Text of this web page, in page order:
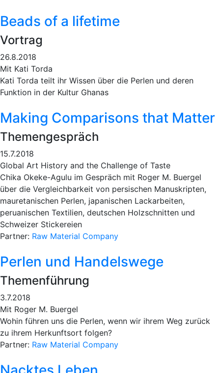
Beads of a lifetime
Vortrag
26.8.2018
Mit Kati Torda
Kati Torda teilt ihr Wissen über die Perlen und deren
Funktion in der Kultur Ghanas
Making Comparisons that Matter
Themengespräch
15.7.2018
Global Art History and the Challenge of Taste
Chika Okeke-Agulu im Gespräch mit Roger M. Buergel
über die Vergleichbarkeit von persischen Manuskripten,
mauretanischen Perlen, japanischen Lackarbeiten,
peruanischen Textilien, deutschen Holzschnitten und
Schweizer Stickereien
Partner: Raw Material Company
Perlen und Handelswege
Themenführung
3.7.2018
Mit Roger M. Buergel
Wohin führen uns die Perlen, wenn wir ihrem Weg zurück
zu ihrem Herkunftsort folgen?
Partner: Raw Material Company